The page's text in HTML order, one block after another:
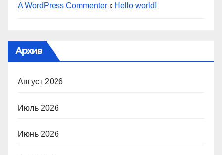
A WordPress Commenter к Hello world!
Архив
Август 2026
Июль 2026
Июнь 2026